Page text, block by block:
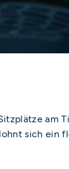
am
sich ein